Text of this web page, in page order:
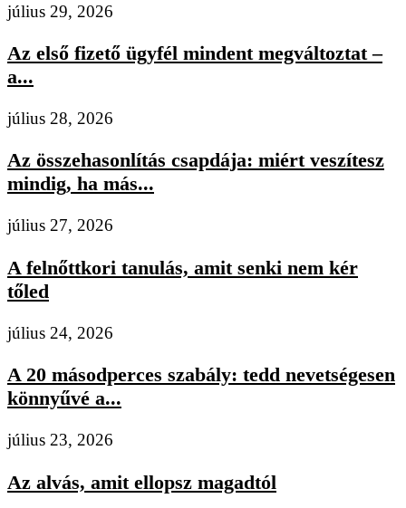
július 29, 2026
Az első fizető ügyfél mindent megváltoztat –
a...
július 28, 2026
Az összehasonlítás csapdája: miért veszítesz
mindig, ha más...
július 27, 2026
A felnőttkori tanulás, amit senki nem kér
tőled
július 24, 2026
A 20 másodperces szabály: tedd nevetségesen
könnyűvé a...
július 23, 2026
Az alvás, amit ellopsz magadtól